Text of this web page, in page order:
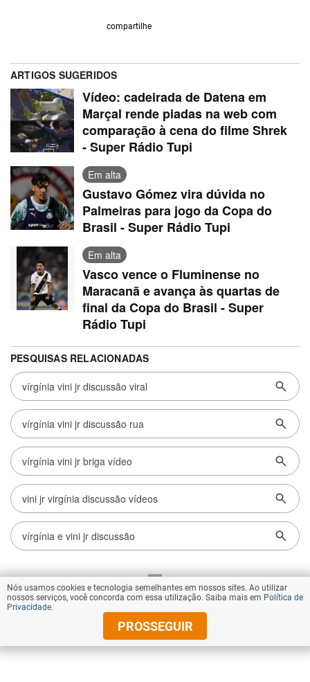
compartilhe
VOLTAR AO TOPO
© Copyright 2026 Diários Associados
Nós usamos cookies e tecnologia semelhantes em nossos sites. Ao utilizar
nossos serviços, você concorda com essa utilização. Saiba mais em Política de
Privacidade.
PROSSEGUIR